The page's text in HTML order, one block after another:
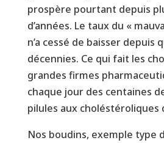
prospère pourtant depuis
d’années. Le taux du «
n’a cessé de baisser depuis
décennies. Ce qui fait les
grandes firmes
chaque jour des centaines
pilules aux choléstéroliques
Nos boudins, exemple type